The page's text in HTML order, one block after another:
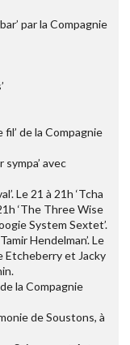
par la Compagnie
fil’ de la Compagnie
sympa’ avec
Le 21 à 21h ‘Tcha
‘The Three Wise
System Sextet’.
Hendelman’. Le
Etcheberry et Jacky
la Compagnie
de Soustons, à